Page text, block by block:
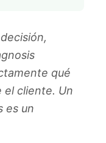
qué
el cliente. Un
es un